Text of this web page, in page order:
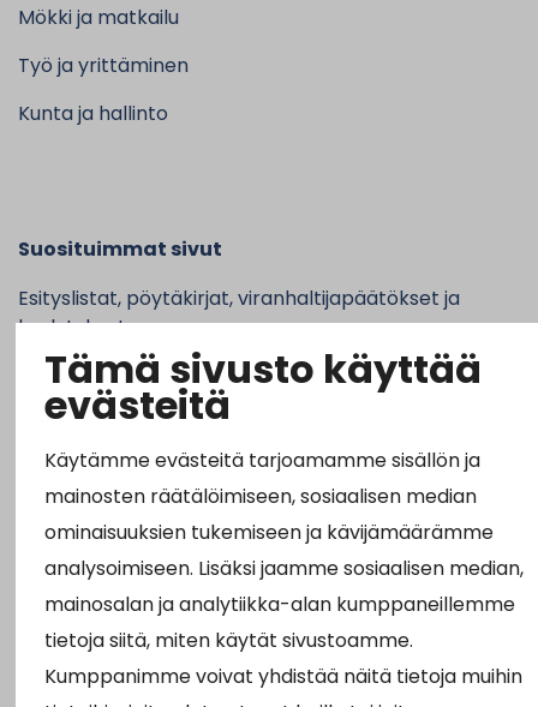
Tämä sivusto käyttää
evästeitä
Käytämme evästeitä tarjoamamme sisällön ja
mainosten räätälöimiseen, sosiaalisen median
ominaisuuksien tukemiseen ja kävijämäärämme
analysoimiseen. Lisäksi jaamme sosiaalisen median,
mainosalan ja analytiikka-alan kumppaneillemme
tietoja siitä, miten käytät sivustoamme.
Kumppanimme voivat yhdistää näitä tietoja muihin
Mökki ja matkailu
Työ ja yrittäminen
Kunta ja hallinto
Suosituimmat sivut
Esityslistat, pöytäkirjat, viranhaltijapäätökset ja
kuulutukset
Tietoa ja ohjeistusta koronavirukseen liittyen
Asiointipiste
Sähköinen asiointi
Yhteydenotto
Karttapalvelu
Tilavaraus
Kuntosali